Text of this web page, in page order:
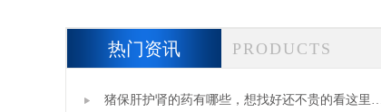
热门资讯 PRODUCTS
猪保肝护肾的药有哪些，想找好还不贵的看这里